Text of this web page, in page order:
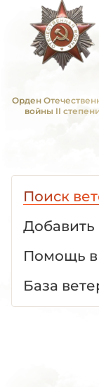
Орден
войны II
Поиск
Добавить
Помощь в
База